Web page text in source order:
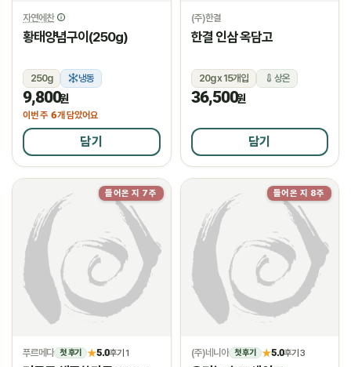
자연에찬
황태양념구이(250g)
250g 냉동
9,800원
이번 주 6개 담았어요
담기
(주)한결
한결 인삼 옥담고
20g x 15개입 상온
36,500원
담기
들어온 지 7주
푸르메다 첫 후기 ★5.0후기 1
들어온 지 8주
(주)네니아 첫 후기 ★5.0후기 3